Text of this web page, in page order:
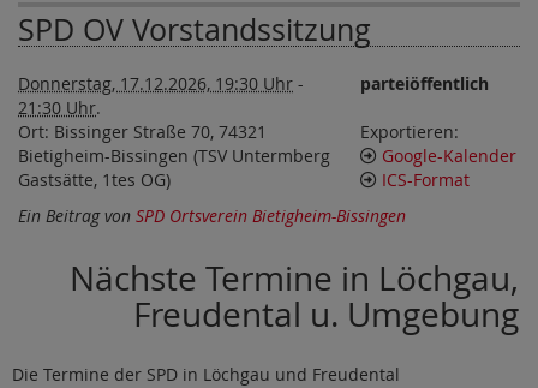
SPD OV Vorstandssitzung
parteiöffentlich
Exportieren:
Google-Kalender
ICS-Format
Donnerstag, 17.12.2026, 19:30 Uhr -
21:30 Uhr.
Ort: Bissinger Straße 70, 74321
Bietigheim-Bissingen (TSV Untermberg
Gastsätte, 1tes OG)
Ein Beitrag von SPD Ortsverein Bietigheim-Bissingen
Nächste Termine in Löchgau,
Freudental u. Umgebung
Die Termine der SPD in Löchgau und Freudental